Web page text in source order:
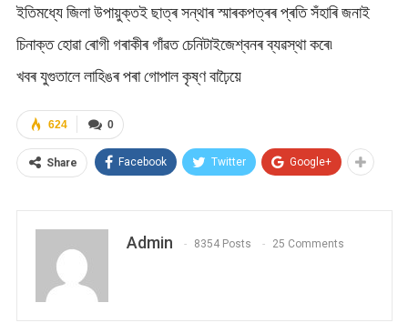
ইতিমধ্যে জিলা উপায়ুক্তই ছাত্ৰ সন্থাৰ স্মাৰকপত্ৰৰ প্ৰতি সঁহাৰি জনাই
চিনাক্ত হোৱা ৰোগী গৰাকীৰ গাঁৱত চেনিটাইজেশ্বনৰ ব্যৱস্থা কৰে৷
খবৰ যুগুতালে লাহিঙৰ পৰা গোপাল কৃষ্ণ বাঢ়ৈয়ে
0
624
Share Facebook Twitter Google+
Admin 8354 Posts 25 Comments